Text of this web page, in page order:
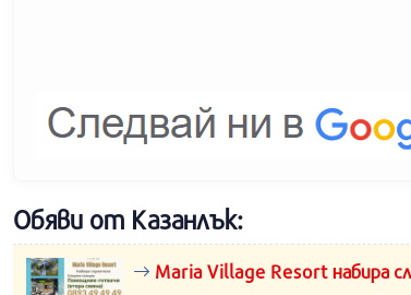
Обяви от Казанлък:
Maria Village Resort набира